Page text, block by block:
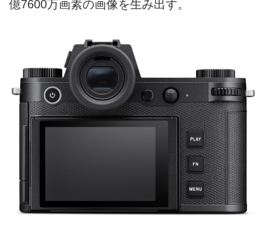
億7600万画素の画像を生み出す。